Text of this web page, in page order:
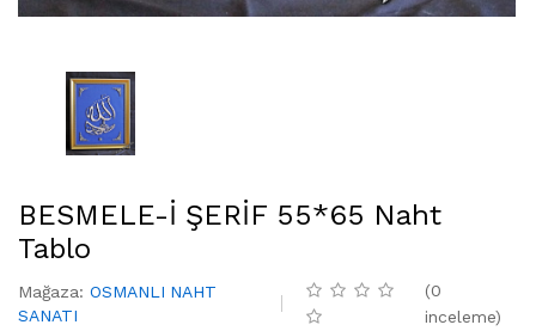
BESMELE-İ ŞERİF 55*65 Naht
Tablo
Mağaza: OSMANLI NAHT
SANATI
(0
inceleme)